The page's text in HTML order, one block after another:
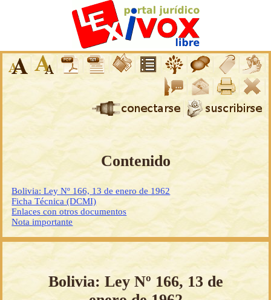
Contenido
Bolivia: Ley Nº 166, 13 de enero de 1962
Ficha Técnica (DCMI)
Enlaces con otros documentos
Nota importante
Bolivia: Ley Nº 166, 13 de